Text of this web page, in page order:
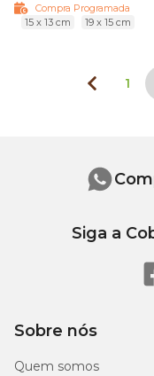
Compra Programada
15 x 13 cm
19 x 15 cm
1
Sobre nós
Quem somos
Siga a